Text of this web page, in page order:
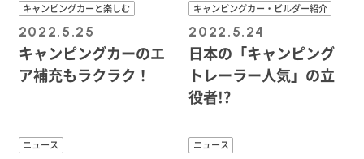
キャンピングカーと楽しむ
2022.5.25
キャンピングカーのエ
ア補充もラクラク！
キャンピングカー・ビルダー紹介
2022.5.24
日本の「キャンピング
トレーラー人気」の立
役者!?
ニュース ニュース